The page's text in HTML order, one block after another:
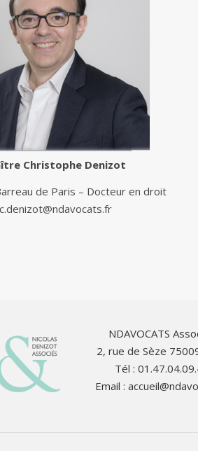
Christophe Denizot
de Paris – Docteur en droit
c.denizot@ndavocats.fr
NDAVOCATS
2, rue de Sèze
Tél :
Email :